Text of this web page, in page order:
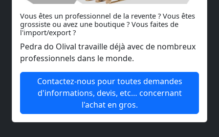
Vous êtes un professionnel de la revente ? Vous êtes
grossiste ou avez une boutique ? Vous faites de
l'import/export ?
Pedra do Olival travaille déjà avec de nombreux
professionnels dans le monde.
Contactez-nous pour toutes demandes
d'informations, devis, etc… concernant
l'achat en gros.